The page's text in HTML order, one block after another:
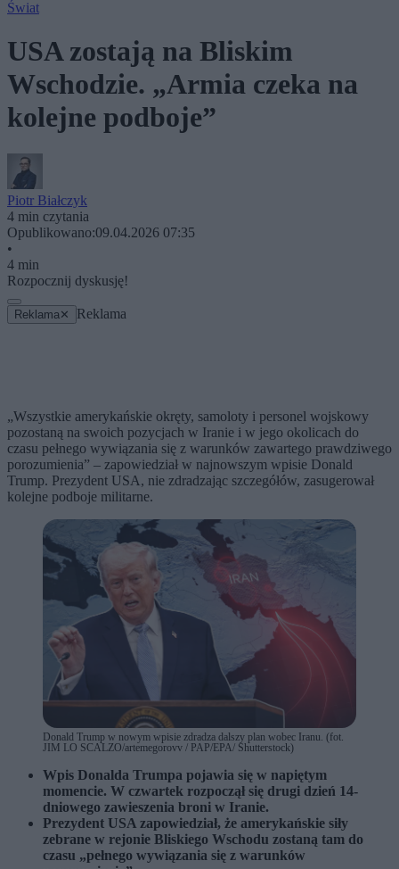
Świat
USA zostają na Bliskim
Wschodzie. „Armia czeka na
kolejne podboje”
Piotr Białczyk
4 min czytania
Opublikowano:09.04.2026 07:35
•
4 min
Rozpocznij dyskusję!
Reklama ✕ Reklama
„Wszystkie amerykańskie okręty, samoloty i personel wojskowy
pozostaną na swoich pozycjach w Iranie i w jego okolicach do
czasu pełnego wywiązania się z warunków zawartego prawdziwego
porozumienia” – zapowiedział w najnowszym wpisie Donald
Trump. Prezydent USA, nie zdradzając szczegółów, zasugerował
kolejne podboje militarne.
Donald Trump w nowym wpisie zdradza dalszy plan wobec Iranu. (fot.
JIM LO SCALZO/artemegorovv / PAP/EPA/ Shutterstock)
Wpis Donalda Trumpa pojawia się w napiętym
momencie. W czwartek rozpoczął się drugi dzień 14-
dniowego zawieszenia broni w Iranie.
Prezydent USA zapowiedział, że amerykańskie siły
zebrane w rejonie Bliskiego Wschodu zostaną tam do
czasu „pełnego wywiązania się z warunków